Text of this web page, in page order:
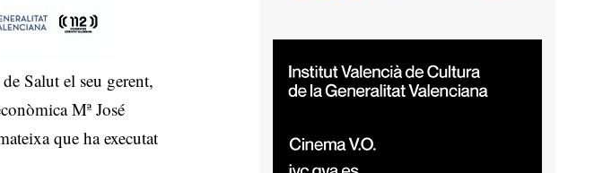
Salut el seu gerent,
Mª José
que ha executat